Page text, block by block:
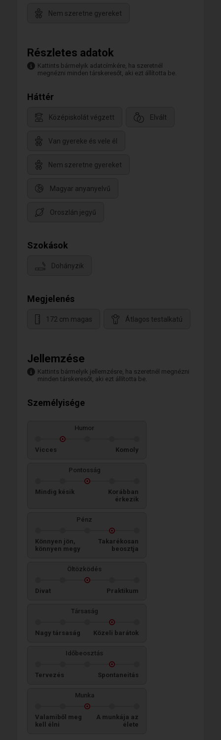
Nem szeretne gyereket
Részletes adatok
Kattints bármelyik adatcímkére, ha szeretnél
megnézni minden társkeresőt, aki ezt állította be.
Háttér
Középiskolát végzett Elvált
Van gyereke és vele él
Nem szeretne gyereket
Magyar anyanyelvű
Oroszlán jegyű
Szokások
Dohányzik
Megjelenés
172 cm magas Átlagos testalkatú
Jellemzése
Kattints bármelyik jellemzésre, ha szeretnél megnézni
minden társkeresőt, aki ezt állította be.
Személyisége
Humor
Vicces Komoly
Pontosság
Mindig késik
Korábban
érkezik
Pénz
Könnyen jön,
könnyen megy
Takarékosan
beosztja
Öltözködés
Divat Praktikum
Társaság
Nagy társaság Közeli barátok
Időbeosztás
Tervezés Spontaneitás
Munka
Valamiből meg
kell élni
A munkája az
élete